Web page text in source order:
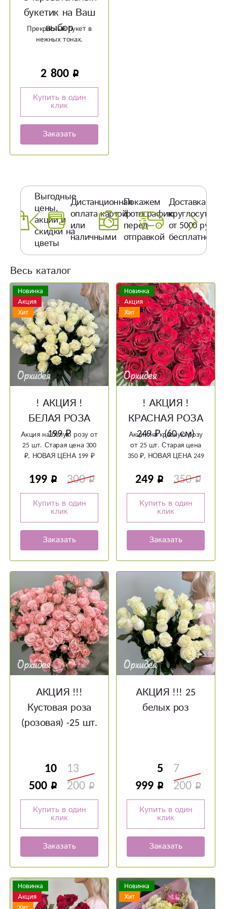
букетик на Ваш
выбор
Прекрасный букет в
нежных тонах.
2 800
Купить в один
клик
Заказать
Выгодные
цены,
акции и
скидки на
цветы
Дистанционная
оплата картой
или
наличными
Покажем
фотографию
перед
отправкой
Доставка
от 5000 руб
бесплатно
Весь каталог
Новинка
Акция
Хит
! АКЦИЯ !
БЕЛАЯ РОЗА
199 ₽
Акция на белую розу от
25 шт. Старая цена 300
₽, НОВАЯ ЦЕНА 199 ₽
199 300
Купить в один
клик
Заказать
Новинка
Акция
Хит
! АКЦИЯ !
КРАСНАЯ РОЗА
249 ₽ (60 см)
Акция на красную розу
от 25 шт. Старая цена
350 ₽, НОВАЯ ЦЕНА 249
249 350
Купить в один
клик
Заказать
АКЦИЯ !!!
Кустовая роза
(розовая) -25 шт.
10
500
13
200
Купить в один
клик
Заказать
АКЦИЯ !!! 25
белых роз
5
999
7
200
Купить в один
клик
Заказать
Новинка
Акция
Новинка
Хит